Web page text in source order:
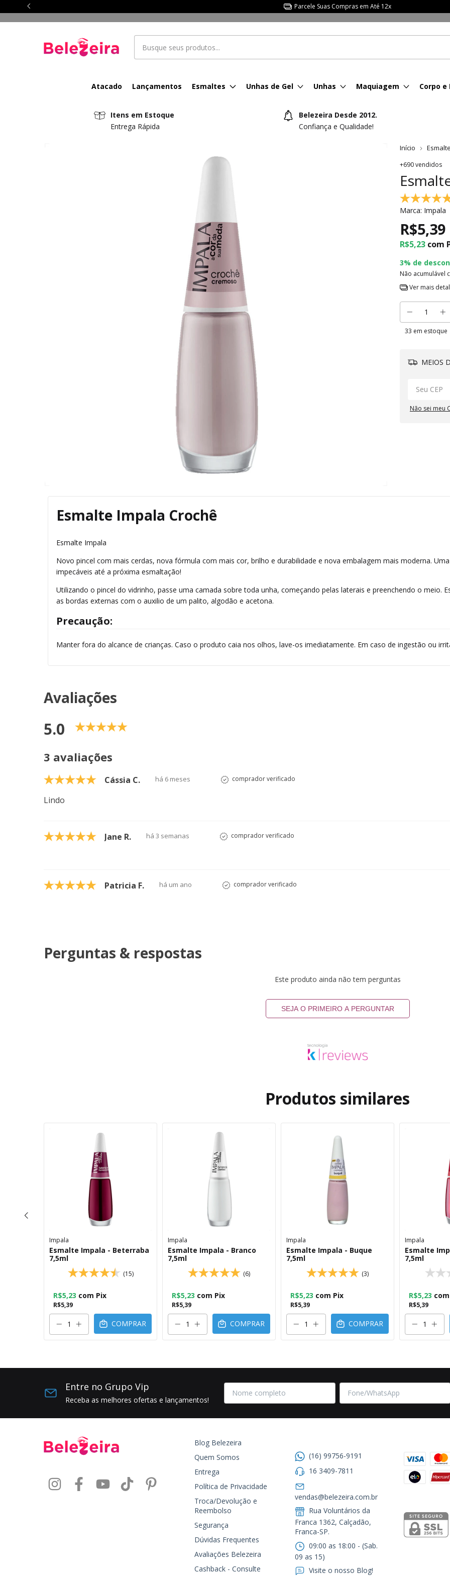
Parcele Suas Compras em Até 12x
Atacado Lançamentos Esmaltes Unhas de Gel Unhas Maquiagem Corpo e
Itens em Estoque
Entrega Rápida
Belezeira Desde 2012.
Confiança e Qualidade!
Início
+690 vendidos
Marca: Impala
R$5,39
R$5,23 com
3% de
Não acumulável
Ver mais
33 em estoque
MEIOS
Não sei meu
Esmalte Impala Crochê
Esmalte Impala
Novo pincel com mais cerdas, nova fórmula com mais cor, brilho e durabilidade e nova embalagem mais moderna.
impecáveis até a próxima esmaltação!
Utilizando o pincel do vidrinho, passe uma camada sobre toda unha, começando pelas laterais e preenchendo o meio.
as bordas externas com o auxilio de um palito, algodão e acetona.
Precaução:
Manter fora do alcance de crianças. Caso o produto caia nos olhos, lave-os imediatamente. Em caso de ingestão ou
Avaliações
5.0
3 avaliações
Cássia C. há 6 meses comprador verificado
Lindo
Jane R. há 3 semanas comprador verificado
Patricia F. há um ano comprador verificado
Perguntas & respostas
Este produto ainda não tem perguntas
SEJA O PRIMEIRO A PERGUNTAR
Produtos similares
Impala
Esmalte Impala - Beterraba
7,5ml
(15)
R$5,39
R$5,23 com Pix
COMPRAR
Impala
Esmalte Impala - Branco
7,5ml
(6)
R$5,39
R$5,23 com Pix
COMPRAR
Impala
Esmalte Impala - Buque
7,5ml
(3)
R$5,39
R$5,23 com Pix
COMPRAR
Impala
Esmalte
7,5ml
R$5,39
R$5,23 com
Entre no Grupo Vip
Receba as melhores ofertas e lançamentos!
Blog Belezeira
Quem Somos
Entrega
Política de Privacidade
Troca/Devolução e
Reembolso
Segurança
Dúvidas Frequentes
Avaliações Belezeira
Cashback - Consulte
(16) 99756-9191
16 3409-7811
vendas@belezeira.com.br
Rua Voluntários da
Franca 1362, Calçadão,
Franca-SP.ㅤㅤㅤㅤㅤㅤㅤㅤㅤㅤㅤ
09:00 as 18:00 - (Sab.
09 as 15)
Visite o nosso Blog!